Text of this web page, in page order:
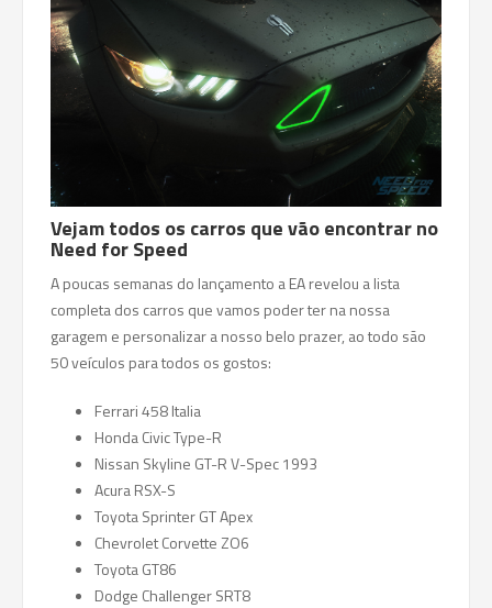
Vejam todos os carros que vão encontrar no
Need for Speed
A poucas semanas do lançamento a EA revelou a lista
completa dos carros que vamos poder ter na nossa
garagem e personalizar a nosso belo prazer, ao todo são
50 veículos para todos os gostos:
Ferrari 458 Italia
Honda Civic Type-R
Nissan Skyline GT-R V-Spec 1993
Acura RSX-S
Toyota Sprinter GT Apex
Chevrolet Corvette ZO6
Toyota GT86
Dodge Challenger SRT8